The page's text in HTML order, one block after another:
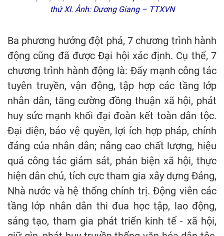
thứ XI. Ảnh: Dương Giang – TTXVN
Ba phương hướng đột phá, 7 chương trình hành
động cũng đã được Đại hội xác định. Cụ thể, 7
chương trình hành động là: Đẩy mạnh công tác
tuyên truyền, vận động, tập hợp các tầng lớp
nhân dân, tăng cường đồng thuận xã hội, phát
huy sức mạnh khối đại đoàn kết toàn dân tộc.
Đại diện, bảo vệ quyền, lợi ích hợp pháp, chính
đáng của nhân dân; nâng cao chất lượng, hiệu
quả công tác giám sát, phản biện xã hội, thực
hiện dân chủ, tích cực tham gia xây dựng Đảng,
Nhà nước và hệ thống chính trị. Động viên các
tầng lớp nhân dân thi đua học tập, lao động,
sáng tạo, tham gia phát triển kinh tế - xã hội,